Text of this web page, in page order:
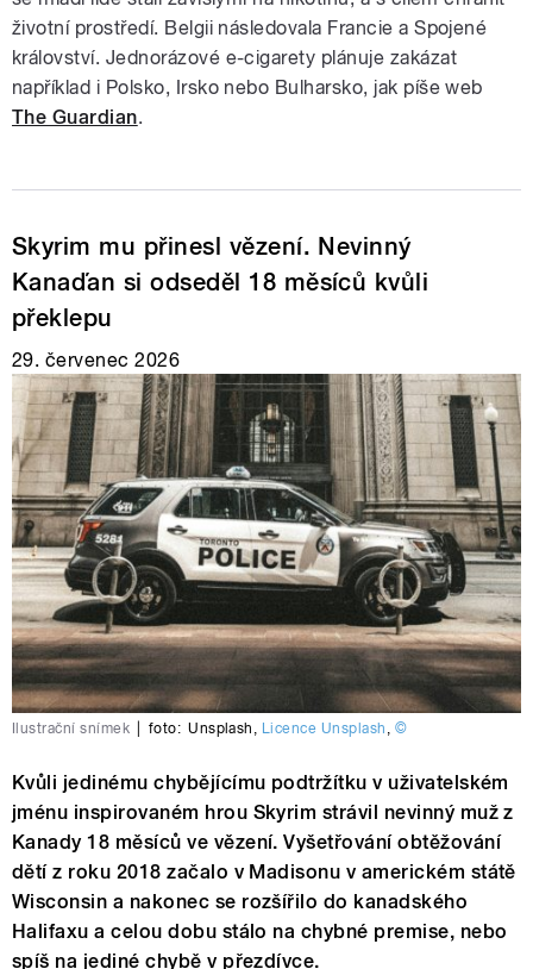
životní prostředí. Belgii následovala Francie a Spojené
království. Jednorázové e-cigarety plánuje zakázat
například i Polsko, Irsko nebo Bulharsko, jak píše web
The Guardian.
Skyrim mu přinesl vězení. Nevinný
Kanaďan si odseděl 18 měsíců kvůli
překlepu
29. červenec 2026
Ilustrační snímek foto: Unsplash , Licence Unsplash , ©
Kvůli jedinému chybějícímu podtržítku v uživatelském
jménu inspirovaném hrou Skyrim strávil nevinný muž z
Kanady 18 měsíců ve vězení. Vyšetřování obtěžování
dětí z roku 2018 začalo v Madisonu v americkém státě
Wisconsin a nakonec se rozšířilo do kanadského
Halifaxu a celou dobu stálo na chybné premise, nebo
spíš na jediné chybě v přezdívce.